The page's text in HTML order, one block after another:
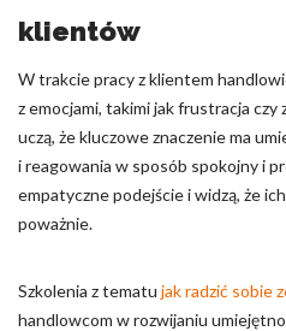
klientów
W trakcie pracy z klientem
z emocjami, takimi jak frustracja czy
uczą, że kluczowe znaczenie ma
i reagowania w sposób spokojny i
empatyczne podejście i widzą, że
poważnie.
Szkolenia z tematu jak radzić sobie
handlowcom w rozwijaniu